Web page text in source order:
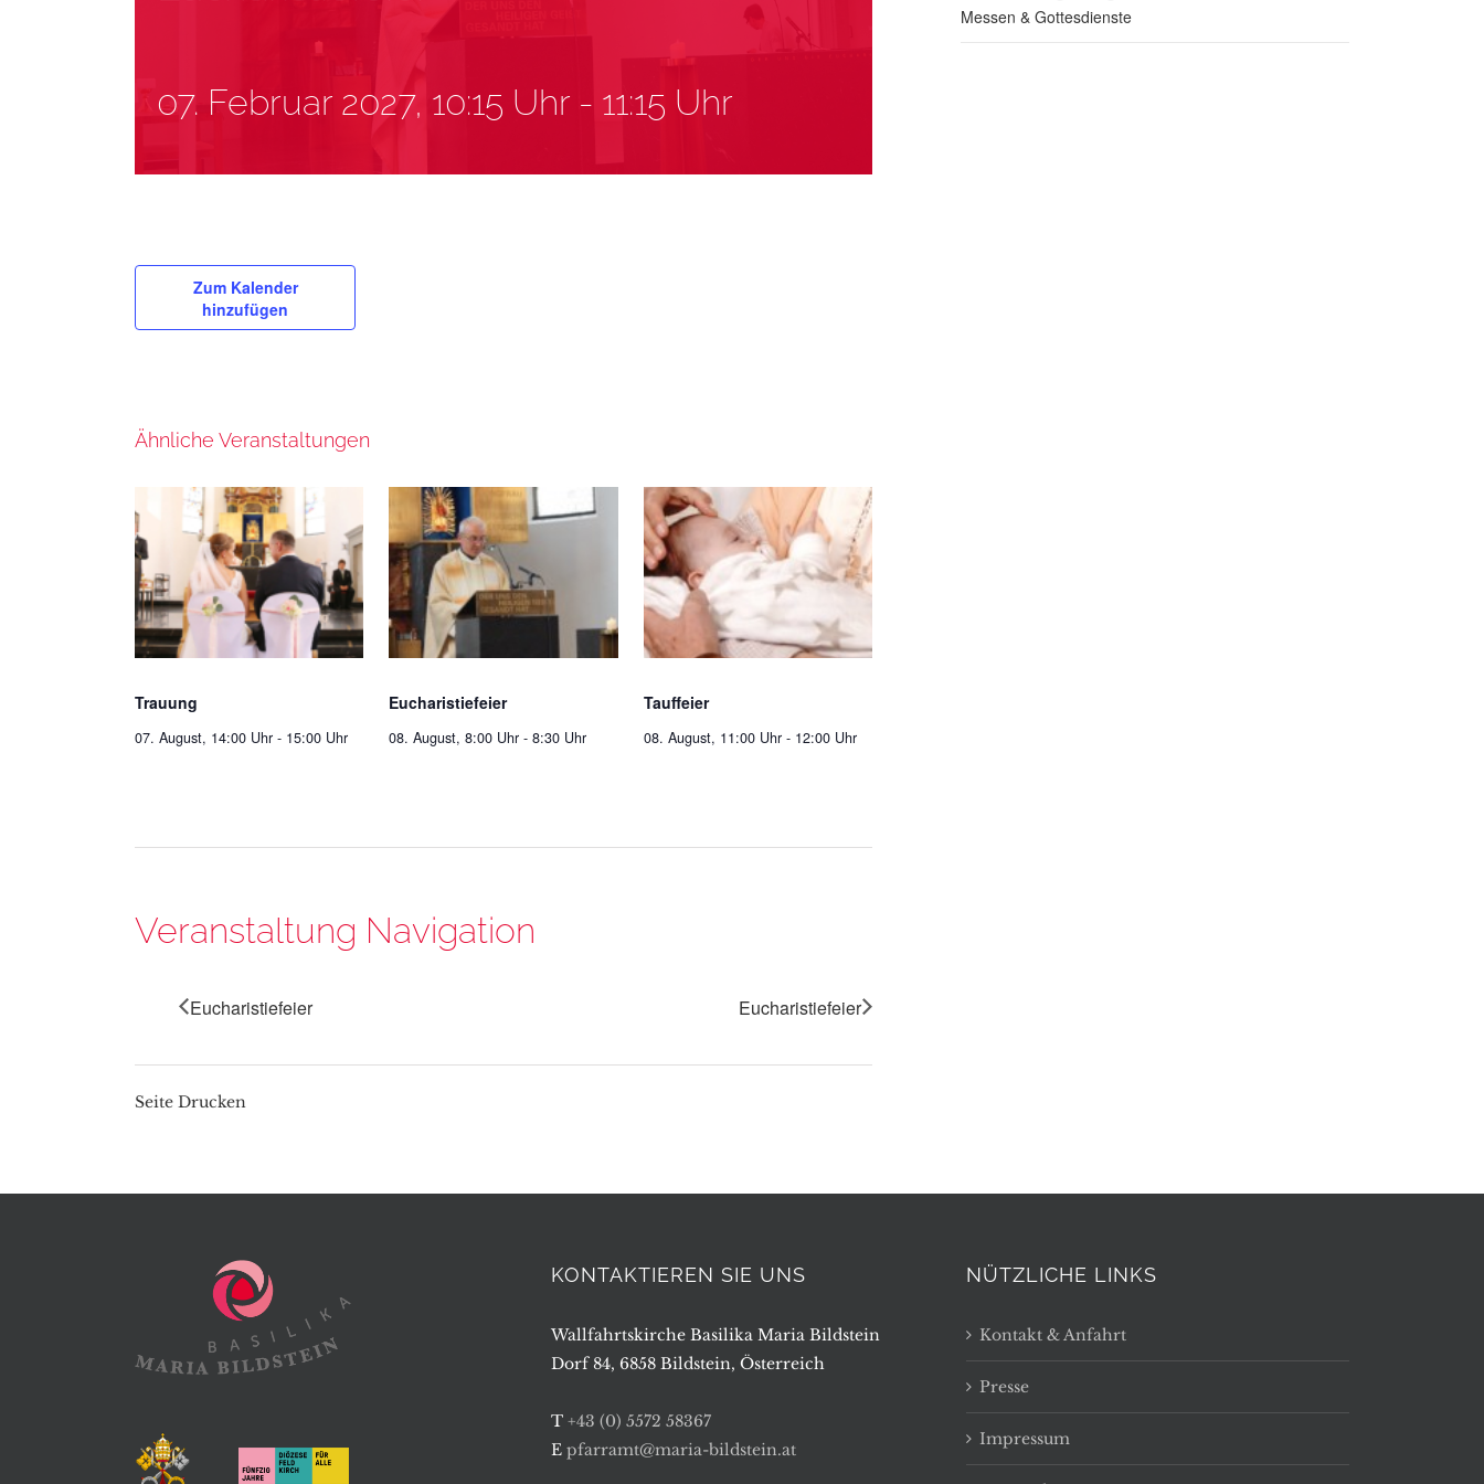
07. Februar 2027, 10:15 Uhr - 11:15 Uhr
Zum Kalender
hinzufügen
Ähnliche Veranstaltungen
Trauung
07. August, 14:00 Uhr - 15:00 Uhr
Eucharistiefeier
08. August, 8:00 Uhr - 8:30 Uhr
Tauffeier
08. August, 11:00 Uhr - 12:00 Uhr
Veranstaltung Navigation
Eucharistiefeier Eucharistiefeier
Seite Drucken
Messen & Gottesdienste
KONTAKTIEREN SIE UNS
Wallfahrtskirche Basilika Maria Bildstein
Dorf 84, 6858 Bildstein, Österreich
T +43 (0) 5572 58367
E pfarramt@maria-bildstein.at
NÜTZLICHE LINKS
Kontakt & Anfahrt
Presse
Impressum